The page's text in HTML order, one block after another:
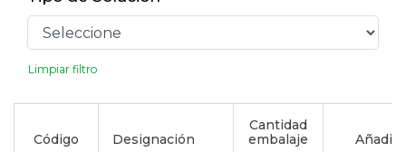
Limpiar filtro
Código Designación
Cantidad
embalaje
Añadir